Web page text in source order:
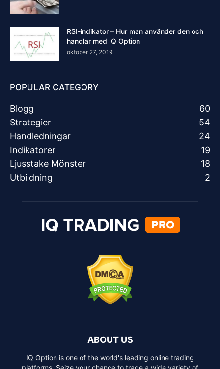
RSI-indikator – Hur man använder den och
handlar med IQ Option
oktober 27, 2019
POPULAR CATEGORY
Blogg
60
Strategier
54
Handledningar
24
Indikatorer
19
Ljusstake Mönster
18
Utbildning
2
ABOUT US
IQ Option is one of the world's leading online trading